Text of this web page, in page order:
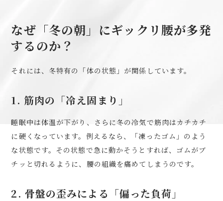
なぜ「冬の朝」にギックリ腰が多発
するのか？
それには、冬特有の「体の状態」が関係しています。
1. 筋肉の「冷え固まり」
睡眠中は体温が下がり、さらに冬の冷気で筋肉はカチカチ
に硬くなっています。例えるなら、「凍ったゴム」のよう
な状態です。その状態で急に動かそうとすれば、ゴムがブ
チッと切れるように、腰の組織を痛めてしまうのです。
2. 骨盤の歪みによる「偏った負荷」